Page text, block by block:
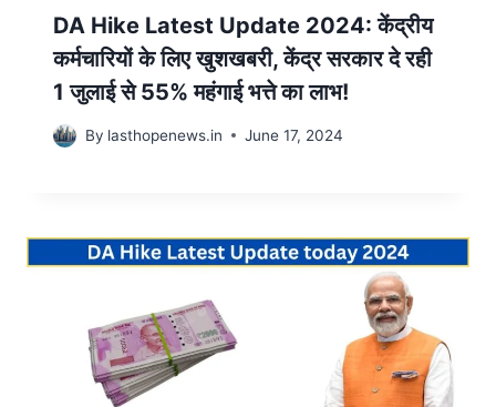
DA Hike Latest Update 2024: केंद्रीय
कर्मचारियों के लिए खुशखबरी, केंद्र सरकार दे रही
1 जुलाई से 55% महंगाई भत्ते का लाभ!
By lasthopenews.in June 17, 2024